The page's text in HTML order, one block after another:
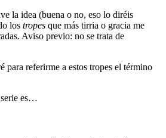
la idea (buena o no, eso lo diréis
los tropes que más tirria o gracia me
Aviso previo: no se trata de
para referirme a estos tropes el término
es…